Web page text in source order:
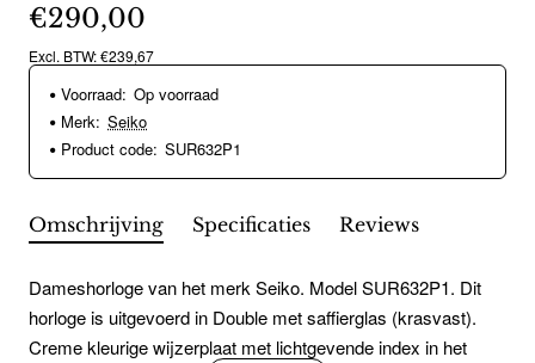
€290,00
Excl. BTW: €239,67
Voorraad: Op voorraad
Merk: Seiko
Product code: SUR632P1
Omschrijving Specificaties Reviews
Dameshorloge van het merk Seiko. Model SUR632P1. Dit
horloge is uitgevoerd in Double met saffierglas (krasvast).
Creme kleurige wijzerplaat met lichtgevende index in het